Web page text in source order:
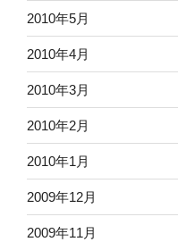
2010年5月
2010年4月
2010年3月
2010年2月
2010年1月
2009年12月
2009年11月